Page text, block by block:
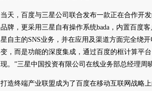
当天，百度与三星公司联合发布一款正在合作开
品牌，更采用三星自有操作系统bada，内置百度
星自主的SNS业务，并在应用及渠道方面完全绕
变，而是功能的深度集成，通过百度的框计算平
现。”三星中国投资有限公司在线业务部总经理周
打造终端产业联盟成为了百度在移动互联网战略